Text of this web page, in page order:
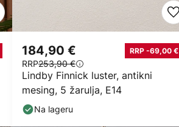
Lindby Finnick luster, antikni
mesing, 5 žarulja, E14
184,90 € RRP -69,00 €
RRP253,90 €
Na lageru